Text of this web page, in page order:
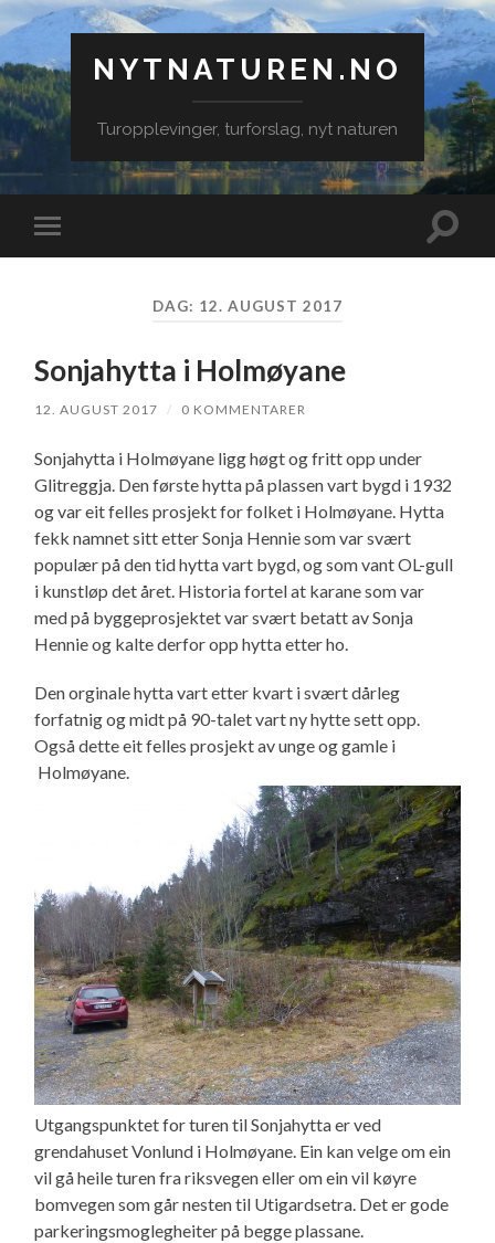
NYTNATUREN.NO
Turopplevinger, turforslag, nyt naturen
Veksle
mobilmeny
Veksle
DAG: 12. AUGUST 2017
Sonjahytta i Holmøyane
12. AUGUST 2017 / 0 KOMMENTARER
Sonjahytta i Holmøyane ligg høgt og fritt opp under
Glitreggja. Den første hytta på plassen vart bygd i 1932
og var eit felles prosjekt for folket i Holmøyane. Hytta
fekk namnet sitt etter Sonja Hennie som var svært
populær på den tid hytta vart bygd, og som vant OL-gull
i kunstløp det året. Historia fortel at karane som var
med på byggeprosjektet var svært betatt av Sonja
Hennie og kalte derfor opp hytta etter ho.
Den orginale hytta vart etter kvart i svært dårleg
forfatnig og midt på 90-talet vart ny hytte sett opp.
Også dette eit felles prosjekt av unge og gamle i
Holmøyane.
Utgangspunktet for turen til Sonjahytta er ved
grendahuset Vonlund i Holmøyane. Ein kan velge om ein
vil gå heile turen fra riksvegen eller om ein vil køyre
bomvegen som går nesten til Utigardsetra. Det er gode
parkeringsmoglegheiter på begge plassane.